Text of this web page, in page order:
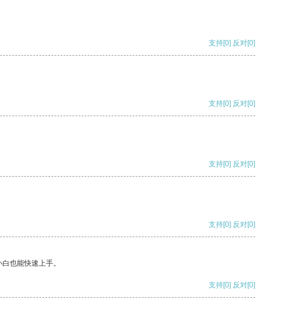
支持[0] 反对[0]
支持[0] 反对[0]
支持[0] 反对[0]
支持[0] 反对[0]
也能快速上手。
支持[0] 反对[0]